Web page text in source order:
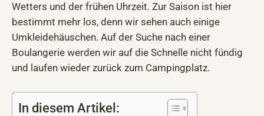
Wetters und der frühen Uhrzeit. Zur Saison ist hier
bestimmt mehr los, denn wir sehen auch einige
Umkleidehäuschen. Auf der Suche nach einer
Boulangerie werden wir auf die Schnelle nicht fündig
und laufen wieder zurück zum Campingplatz.
In diesem Artikel: